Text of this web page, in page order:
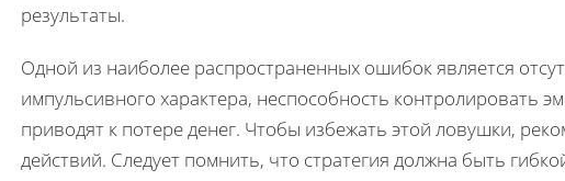
результаты.
Одной из наиболее распространенных ошибок является
импульсивного характера, неспособность контролировать
приводят к потере денег. Чтобы избежать этой ловушки,
действий. Следует помнить, что стратегия должна быть